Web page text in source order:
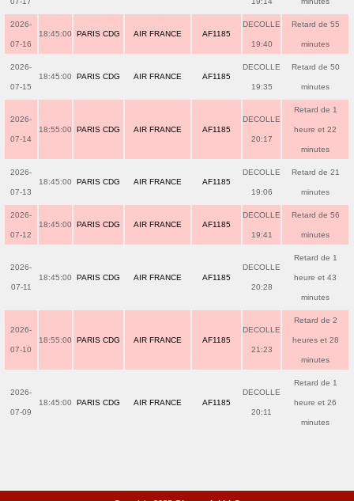
2026-
07-16
18:45:00 PARIS CDG AIR FRANCE AF1185
DECOLLE
19:40
Retard de 55
minutes
2026-
07-15
18:45:00 PARIS CDG AIR FRANCE AF1185
DECOLLE
19:35
Retard de 50
minutes
2026-
07-14
18:55:00 PARIS CDG AIR FRANCE AF1185
DECOLLE
20:17
Retard de 1
heure et 22
minutes
2026-
07-13
18:45:00 PARIS CDG AIR FRANCE AF1185
DECOLLE
19:06
Retard de 21
minutes
2026-
07-12
18:45:00 PARIS CDG AIR FRANCE AF1185
DECOLLE
19:41
Retard de 56
minutes
2026-
07-11
18:45:00 PARIS CDG AIR FRANCE AF1185
DECOLLE
20:28
Retard de 1
heure et 43
minutes
2026-
07-10
18:55:00 PARIS CDG AIR FRANCE AF1185
DECOLLE
21:23
Retard de 2
heures et 28
minutes
2026-
07-09
18:45:00 PARIS CDG AIR FRANCE AF1185
DECOLLE
20:11
Retard de 1
heure et 26
minutes